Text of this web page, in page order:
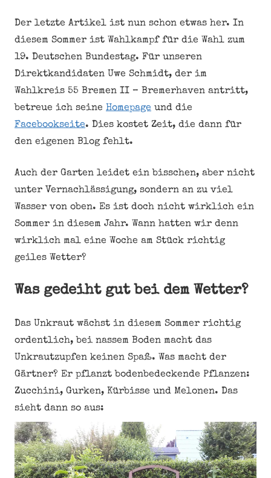
Der letzte Artikel ist nun schon etwas her. In
diesem Sommer ist Wahlkampf für die Wahl zum
19. Deutschen Bundestag. Für unseren
Direktkandidaten Uwe Schmidt, der im
Wahlkreis 55 Bremen II – Bremerhaven antritt,
betreue ich seine Homepage und die
Facebookseite. Dies kostet Zeit, die dann für
den eigenen Blog fehlt.
Auch der Garten leidet ein bisschen, aber nicht
unter Vernachlässigung, sondern an zu viel
Wasser von oben. Es ist doch nicht wirklich ein
Sommer in diesem Jahr. Wann hatten wir denn
wirklich mal eine Woche am Stück richtig
geiles Wetter?
Was gedeiht gut bei dem Wetter?
Das Unkraut wächst in diesem Sommer richtig
ordentlich, bei nassem Boden macht das
Unkrautzupfen keinen Spaß. Was macht der
Gärtner? Er pflanzt bodenbedeckende Pflanzen:
Zucchini, Gurken, Kürbisse und Melonen. Das
sieht dann so aus: